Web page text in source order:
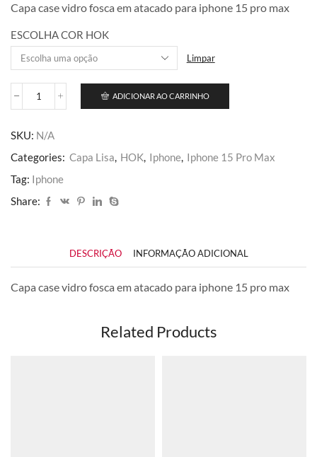
preço:
através
R$ 190,00
Capa case vidro fosca em atacado para iphone 15 pro max
ESCOLHA COR HOK
Limpar
iPhone
Max
quantidade
ADICIONAR AO CARRINHO
SKU: N/A
Categories: Capa Lisa, HOK, Iphone, Iphone 15 Pro Max
Tag: Iphone
Share:
DESCRIÇÃO INFORMAÇÃO ADICIONAL
Capa case vidro fosca em atacado para iphone 15 pro max
Related Products